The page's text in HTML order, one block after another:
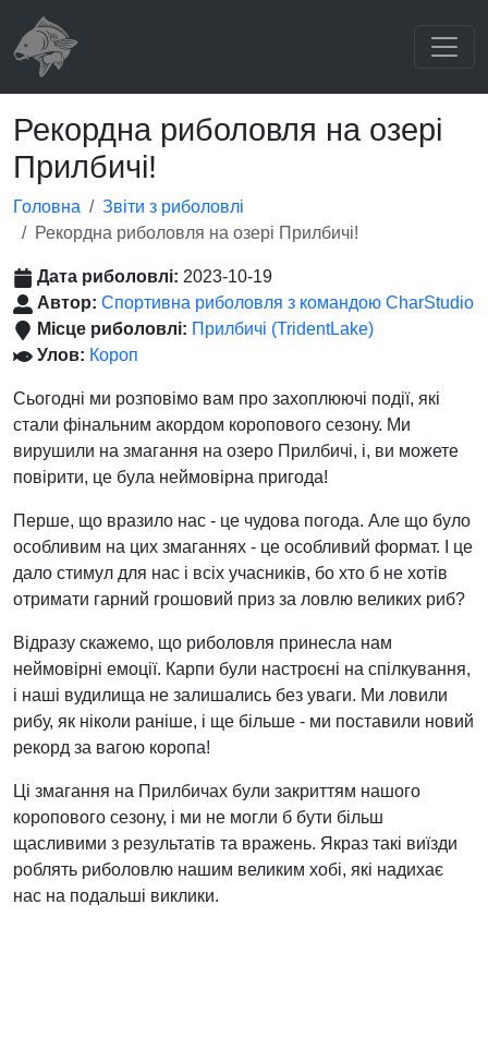
Рекордна риболовля на озері
Прилбичі!
Головна
Звіти з риболовлі
Рекордна риболовля на озері Прилбичі!
Дата риболовлі: 2023-10-19
Автор: Спортивна риболовля з командою CharStudio
Місце риболовлі: Прилбичі (TridentLake)
Улов: Короп
Сьогодні ми розповімо вам про захоплюючі події, які
стали фінальним акордом коропового сезону. Ми
вирушили на змагання на озеро Прилбичі, і, ви можете
повірити, це була неймовірна пригода!
Перше, що вразило нас - це чудова погода. Але що було
особливим на цих змаганнях - це особливий формат. І це
дало стимул для нас і всіх учасників, бо хто б не хотів
отримати гарний грошовий приз за ловлю великих риб?
Відразу скажемо, що риболовля принесла нам
неймовірні емоції. Карпи були настроєні на спілкування,
і наші вудилища не залишались без уваги. Ми ловили
рибу, як ніколи раніше, і ще більше - ми поставили новий
рекорд за вагою коропа!
Ці змагання на Прилбичах були закриттям нашого
коропового сезону, і ми не могли б бути більш
щасливими з результатів та вражень. Якраз такі виїзди
роблять риболовлю нашим великим хобі, які надихає
нас на подальші виклики.